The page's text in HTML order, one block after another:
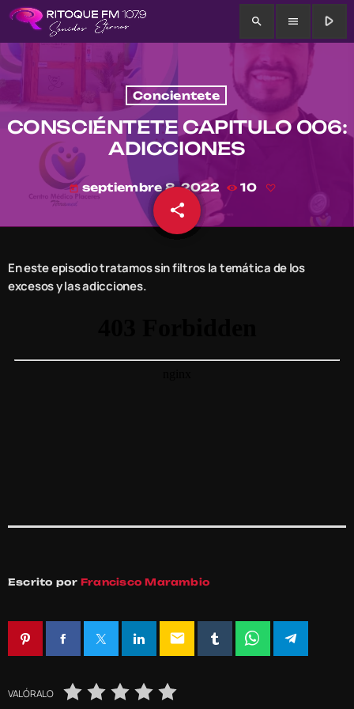
search menu play_arrow
Concientete
CONSCIÉNTETE CAPITULO 006:
ADICCIONES
today septiembre 8, 2022 10
share
email
En este episodio tratamos sin filtros la temática de los
excesos y las adicciones.
Escrito por Francisco Marambio
email
VALÓRALO